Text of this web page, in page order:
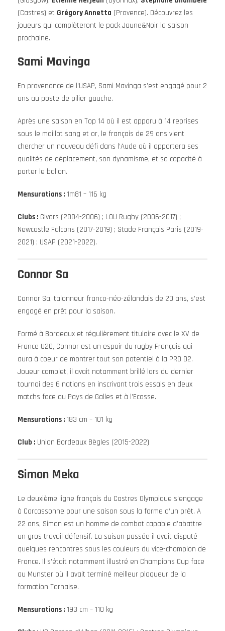
(Castres) et Grégory Annetta (Provence). Découvrez les
joueurs qui complèteront le pack Jaune&Noir la saison
prochaine.
Sami Mavinga
En provenance de l’USAP, Sami Mavinga s’est engagé pour 2
ans au poste de pilier gauche.
Après une saison en Top 14 où il est apparu à 14 reprises
sous le maillot sang et or, le français de 29 ans vient
chercher un nouveau défi dans l’Aude où il apportera ses
qualités de déplacement, son dynamisme, et sa capacité à
porter le ballon.
Mensurations : 1m81 – 116 kg
Clubs : Givors (2004-2006) ; LOU Rugby (2006-2017) ;
Newcastle Falcons (2017-2019) ; Stade Français Paris (2019-
2021) ; USAP (2021-2022).
Connor Sa
Connor Sa, talonneur franco-néo-zélandais de 20 ans, s’est
engagé en prêt pour la saison.
Formé à Bordeaux et régulièrement titulaire avec le XV de
France U20, Connor est un espoir du rugby Français qui
aura à coeur de montrer tout son potentiel à la PRO D2.
Joueur complet, il avait notamment brillé lors du dernier
tournoi des 6 nations en inscrivant trois essais en deux
matchs face au Pays de Galles et à l’Ecosse.
Mensurations : 183 cm – 101 kg
Club : Union Bordeaux Bègles (2015-2022)
Simon Meka
Le deuxième ligne français du Castres Olympique s’engage
à Carcassonne pour une saison sous la forme d’un prêt. A
22 ans, Simon est un homme de combat capable d’abattre
un gros travail défensif. La saison passée il avait disputé
quelques rencontres sous les couleurs du vice-champion de
France. Il s’était notamment illustré en Champions Cup face
au Munster où il avait terminé meilleur plaqueur de la
formation Tarnaise.
Mensurations : 193 cm – 110 kg